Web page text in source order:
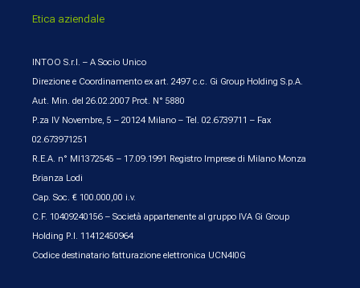
Etica aziendale
INTOO S.r.l. – A Socio Unico
Direzione e Coordinamento ex art. 2497 c.c. Gi Group Holding S.p.A.
Aut. Min. del 26.02.2007 Prot. N° 5880
P.za IV Novembre, 5 – 20124 Milano – Tel. 02.6739711 – Fax
02.673971251
R.E.A. n° MI1372545 – 17.09.1991 Registro Imprese di Milano Monza
Brianza Lodi
Cap. Soc. € 100.000,00 i.v.
C.F. 10409240156 – Società appartenente al gruppo IVA Gi Group
Holding P.I. 11412450964
Codice destinatario fatturazione elettronica UCN4I0G